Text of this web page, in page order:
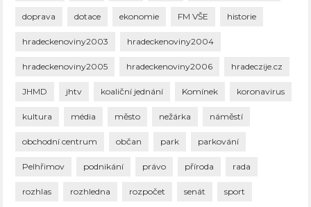
doprava dotace ekonomie FM VŠE historie
hradeckenoviny2003 hradeckenoviny2004
hradeckenoviny2005 hradeckenoviny2006 hradeczije.cz
JHMD jhtv koaliční jednání Komínek koronavirus
kultura média město nežárka náměstí
obchodní centrum občan park parkování
Pelhřimov podnikání právo příroda rada
rozhlas rozhledna rozpočet senát sport